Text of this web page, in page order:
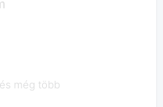
még több